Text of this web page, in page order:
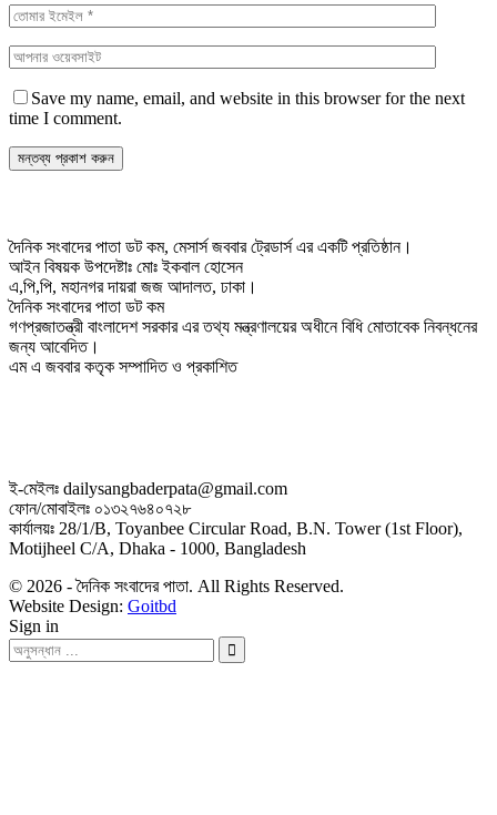
Save my name, email, and website in this browser for the next
time I comment.
দৈনিক সংবাদের পাতা ডট কম, মেসার্স জববার ট্রেডার্স এর একটি প্রতিষ্ঠান।
আইন বিষয়ক উপদেষ্টাঃ মোঃ ইকবাল হোসেন
এ,পি,পি, মহানগর দায়রা জজ আদালত, ঢাকা।
দৈনিক সংবাদের পাতা ডট কম
গণপ্রজাতন্ত্রী বাংলাদেশ সরকার এর তথ্য মন্ত্রণালয়ের অধীনে বিধি মোতাবেক নিবন্ধনের
জন্য আবেদিত।
এম এ জববার কতৃক সম্পাদিত ও প্রকাশিত
ই-মেইলঃ dailysangbaderpata@gmail.com
ফোন/মোবাইলঃ ০১৩২৭৬৪০৭২৮
কার্যালয়ঃ 28/1/B, Toyanbee Circular Road, B.N. Tower (1st Floor),
Motijheel C/A, Dhaka - 1000, Bangladesh
© 2026 - দৈনিক সংবাদের পাতা. All Rights Reserved.
Website Design: Goitbd
Sign in